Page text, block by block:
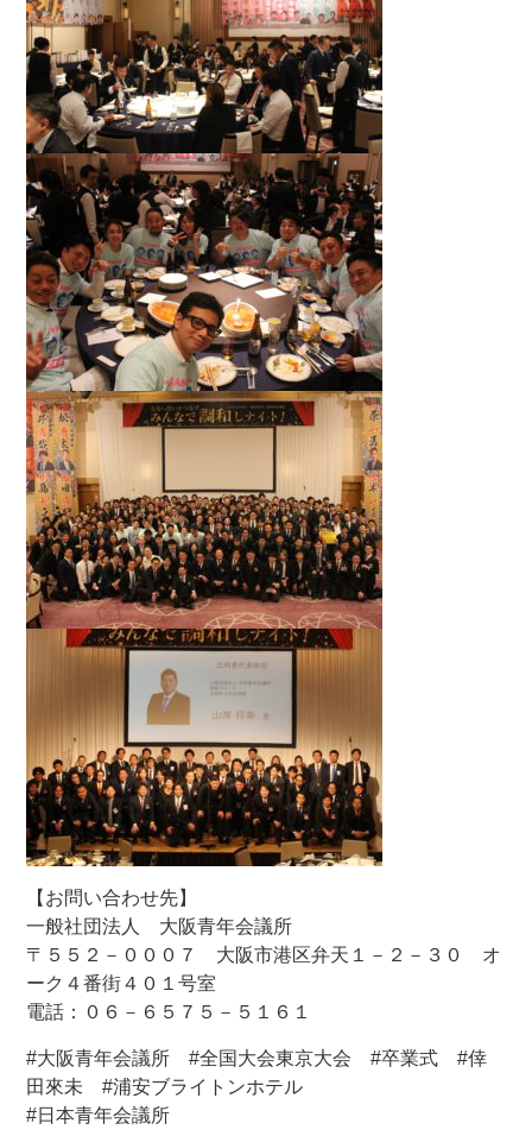
【お問い合わせ先】
一般社団法人 大阪青年会議所
〒５５２－０００７ 大阪市港区弁天１－２－３０ オ
ーク４番街４０１号室
電話：０６－６５７５－５１６１
#大阪青年会議所 #全国大会東京大会 #卒業式 #倖
田來未 #浦安ブライトンホテル
#日本青年会議所